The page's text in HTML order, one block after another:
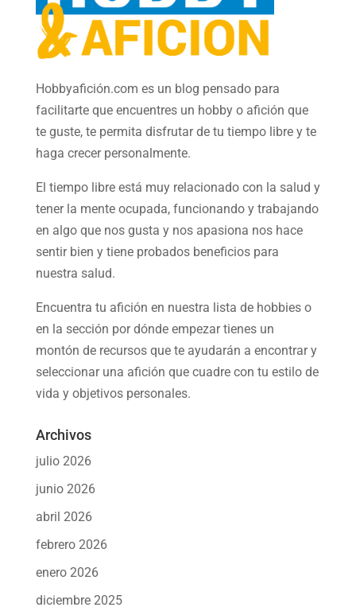
Hobbyafición.com es un blog pensado para
facilitarte que encuentres un hobby o afición que
te guste, te permita disfrutar de tu tiempo libre y te
haga crecer personalmente.
El tiempo libre está muy relacionado con la salud y
tener la mente ocupada, funcionando y trabajando
en algo que nos gusta y nos apasiona nos hace
sentir bien y tiene probados beneficios para
nuestra salud.
Encuentra tu afición en nuestra lista de hobbieso
en la sección por dónde empezar tienes un
montón de recursos que te ayudarán a encontrar y
seleccionar una afición que cuadre con tu estilo de
vida y objetivos personales.
Archivos
julio 2026
junio 2026
abril 2026
febrero 2026
enero 2026
diciembre 2025